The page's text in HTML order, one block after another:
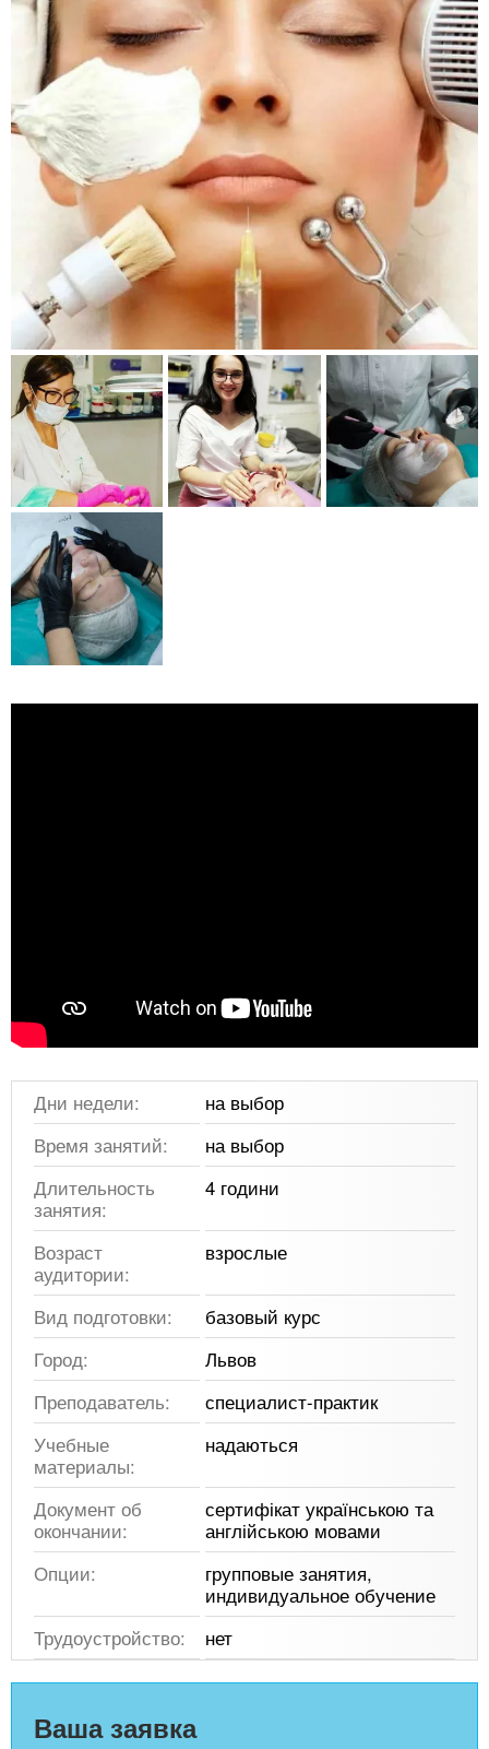
Дни недели:
на выбор
Время занятий:
на выбор
Длительность
занятия:
4 години
Возраст
аудитории:
взрослые
Вид подготовки:
базовый курс
Город:
Львов
Преподаватель:
специалист-практик
Учебные
материалы:
надаються
Документ об
окончании:
сертифікат українською та
англійською мовами
Опции:
групповые занятия,
индивидуальное обучение
Трудоустройство:
нет
Ваша заявка